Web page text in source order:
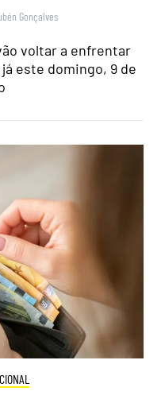
Gonçalves
voltar a enfrentar
este domingo, 9 de